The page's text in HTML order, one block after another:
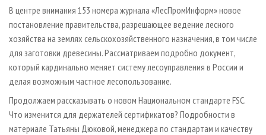
СУШКА ДРЕВЕСИНЫ
ПРОИЗВОДСТВО ДРЕВЕСНЫХ ПЛИТ
ДЕРЕВЯННОЕ ДОМОСТРОЕНИЕ
ПРОИЗВОДСТВО МЕБЕЛИ
БИОЭНЕРГЕТИКА
ЦБП
ИНСТРУМЕНТ И МАТЕРИАЛЫ
ПЕРСОНЫ
МОБИЛЬНЫЕ ВЫСТАВКИ
ОФИЦИАЛЬНЫЕ ДЕЛЕГАЦИИ
ПРИОРИТЕТНЫЕ ИНВЕСТПРОЕКТЫ
RUSSIAN FORESTRY REVIEW
ГАЗЕТА ЛЕСПРОМФОРУМ
БИБЛИОТЕКА СПЕЦИАЛИСТА
КОНТАКТЫ
РЕКЛАМА
РЕКЛАМА НА САЙТЕ
В центре внимания 153 номера журнала «ЛесПромИнформ» новое
постановление правительства, разрешающее ведение лесного
хозяйства на землях сельскохозяйственного назначения, в том числе
для заготовки древесины. Рассматриваем подробно документ,
который кардинально меняет систему лесоуправления в России и
делая возможным частное лесопользование.
Продолжаем рассказывать о новом Национальном стандарте FSC.
Что изменится для держателей сертификатов? Подробности в
материале Татьяны Дюковой, менеджера по стандартам и качеству